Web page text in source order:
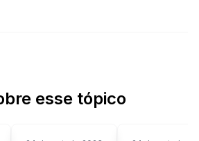
esse tópico